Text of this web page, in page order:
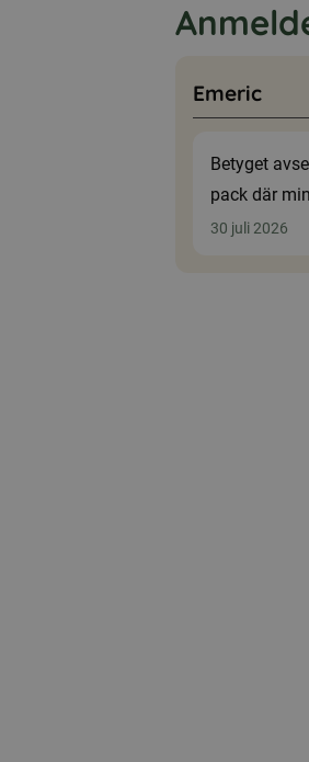
Emeric
Betyget
pack där
30 juli 2026